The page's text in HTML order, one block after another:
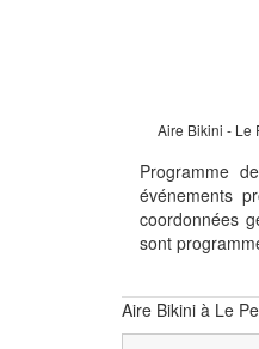
Aire Bikini - Le
Programme
événements
coordonnées
sont
Aire Bikini à Le